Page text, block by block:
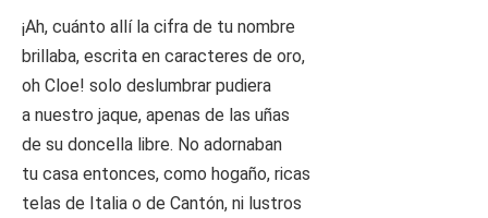
¡Ah, cuánto allí la cifra de tu nombre
brillaba, escrita en caracteres de oro,
oh Cloe! solo deslumbrar pudiera
a nuestro jaque, apenas de las uñas
de su doncella libre. No adornaban
tu casa entonces, como hogaño, ricas
telas de Italia o de Cantón, ni lustros